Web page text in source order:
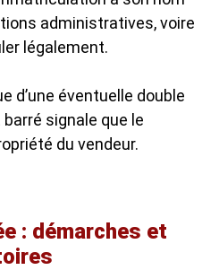
administratives, voire
légalement.
d’une éventuelle double
signale que le
du vendeur.
: démarches et